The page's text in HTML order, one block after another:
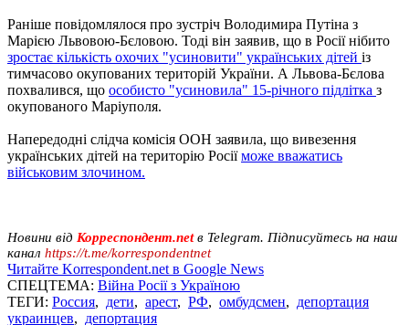
Раніше повідомлялося про зустріч Володимира Путіна з
Марією Львовою-Бєловою. Тоді він заявив, що в Росії нібито
зростає кількість охочих "усиновити" українських дітей із
тимчасово окупованих територій України. А Львова-Бєлова
похвалився, що особисто "усиновила" 15-річного підлітка з
окупованого Маріуполя.
Напередодні слідча комісія ООН заявила, що вивезення
українських дітей на територію Росіїможе вважатись
військовим злочином.
Новини від Корреспондент.netв Telegram. Підписуйтесь на наш
канал https://t.me/korrespondentnet
Читайте Korrespondent.net в Google News
СПЕЦТЕМА: Війна Росії з Україною
ТЕГИ: Россия, дети, арест, РФ, омбудсмен, депортация
украинцев, депортация